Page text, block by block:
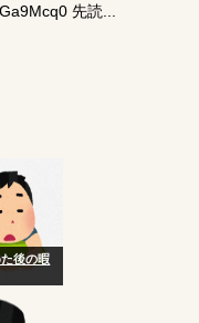
先読...
後の暇